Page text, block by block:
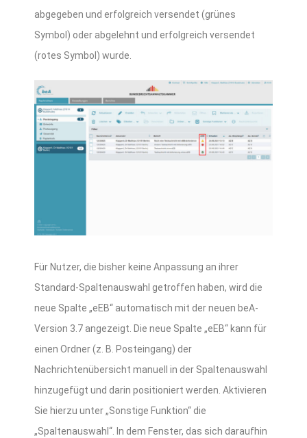
abgegeben und erfolgreich versendet (grünes
Symbol) oder abgelehnt und erfolgreich versendet
(rotes Symbol) wurde.
Für Nutzer, die bisher keine Anpassung an ihrer
Standard-Spaltenauswahl getroffen haben, wird die
neue Spalte „eEB“ automatisch mit der neuen beA-
Version 3.7 angezeigt. Die neue Spalte „eEB“ kann für
einen Ordner (z. B. Posteingang) der
Nachrichtenübersicht manuell in der Spaltenauswahl
hinzugefügt und darin positioniert werden. Aktivieren
Sie hierzu unter „Sonstige Funktion“ die
„Spaltenauswahl“. In dem Fenster, das sich daraufhin